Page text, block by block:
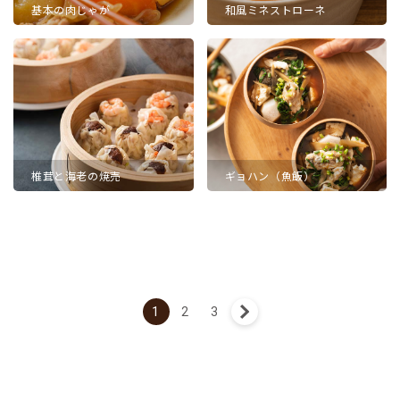
基本の肉じゃが 和風ミネストローネ
椎茸と海老の焼売 ギョハン（魚飯）
1 2 3